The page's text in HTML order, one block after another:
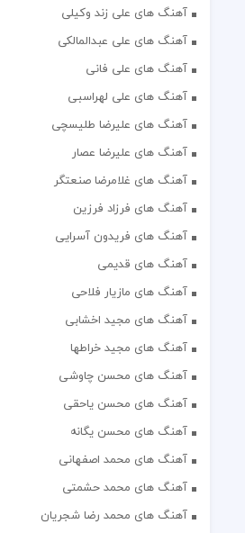
آهنگ های علی زند وکیلی
آهنگ های علی عبدالمالکی
آهنگ های علی فانی
آهنگ های علی لهراسبی
آهنگ های علیرضا طلیسچی
آهنگ های علیرضا عصار
آهنگ های غلامرضا صنعتگر
آهنگ های فرزاد فرزین
آهنگ های فریدون آسرایی
آهنگ های قدیمی
آهنگ های مازیار فلاحی
آهنگ های مجید اخشابی
آهنگ های مجید خراطها
آهنگ های محسن چاوشی
آهنگ های محسن یاحقی
آهنگ های محسن یگانه
آهنگ های محمد اصفهانی
آهنگ های محمد حشمتی
آهنگ های محمد رضا شجریان